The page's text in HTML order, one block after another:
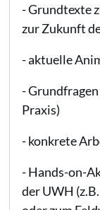
- Grundtexte
zur Zukunft
- aktuelle
-
Praxis)
- konkrete
- Hands-on-
der UWH